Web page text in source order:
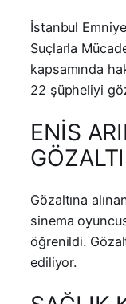
İstanbul
Suçlarla
kapsamında
22 şüpheliyi
ENİS
Gözaltına
sinema
öğrenildi.
ediliyor.